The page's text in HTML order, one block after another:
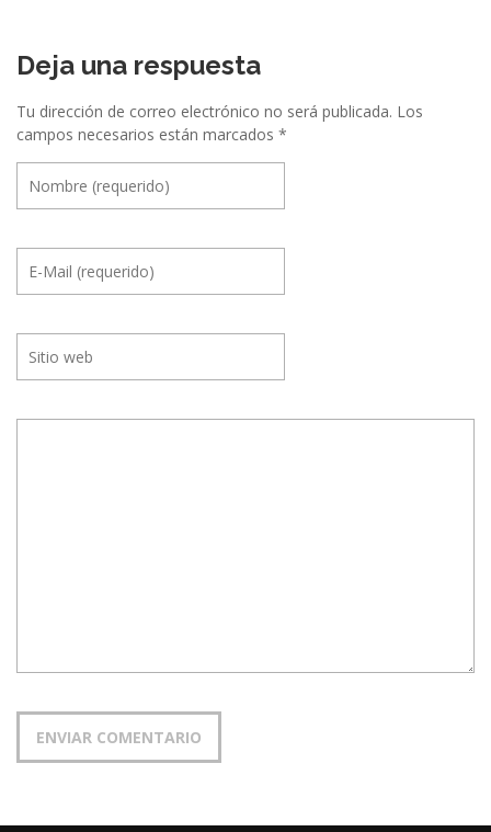
ó
n
e
n
e
E
v
Deja una respuesta
Tu dirección de correo electrónico no será publicada. Los
campos necesarios están marcados *